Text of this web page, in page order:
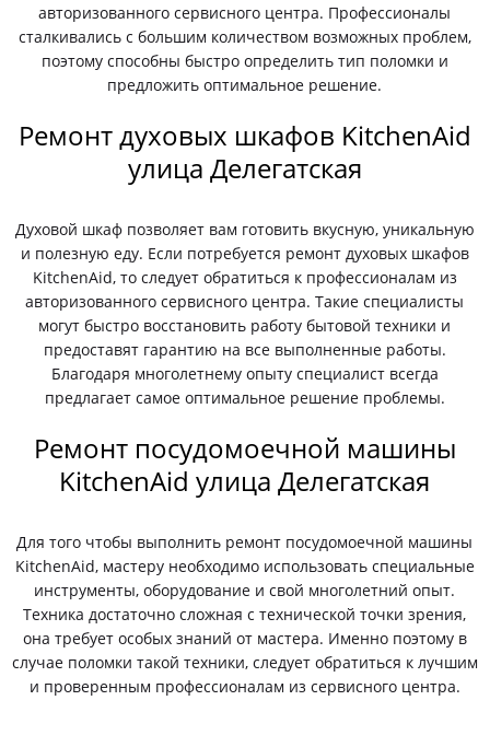
авторизованного сервисного центра. Профессионалы
сталкивались с большим количеством возможных проблем,
поэтому способны быстро определить тип поломки и
предложить оптимальное решение.
Ремонт духовых шкафов KitchenAid
улица Делегатская
Духовой шкаф позволяет вам готовить вкусную, уникальную
и полезную еду. Если потребуется ремонт духовых шкафов
KitchenAid, то следует обратиться к профессионалам из
авторизованного сервисного центра. Такие специалисты
могут быстро восстановить работу бытовой техники и
предоставят гарантию на все выполненные работы.
Благодаря многолетнему опыту специалист всегда
предлагает самое оптимальное решение проблемы.
Ремонт посудомоечной машины
KitchenAid улица Делегатская
Для того чтобы выполнить ремонт посудомоечной машины
KitchenAid, мастеру необходимо использовать специальные
инструменты, оборудование и свой многолетний опыт.
Техника достаточно сложная с технической точки зрения,
она требует особых знаний от мастера. Именно поэтому в
случае поломки такой техники, следует обратиться к лучшим
и проверенным профессионалам из сервисного центра.